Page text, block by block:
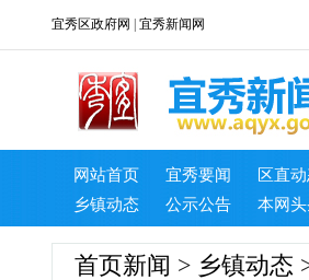
宜秀区政府网 宜秀新闻网
网站首页 宜秀要闻
区直
乡镇动态
公示公告 本网头
首页新闻 > 乡镇动态